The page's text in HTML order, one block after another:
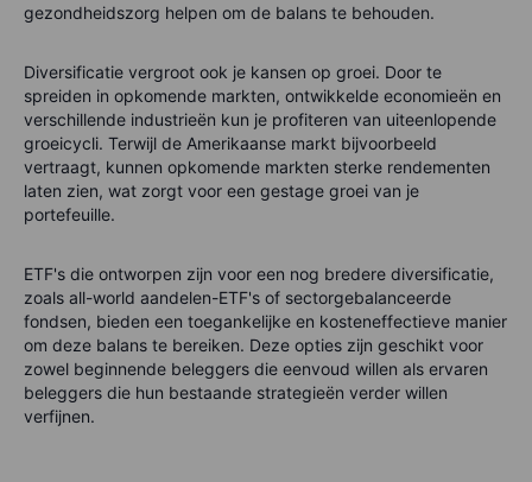
gezondheidszorg helpen om de balans te behouden.
Diversificatie vergroot ook je kansen op groei. Door te
spreiden in opkomende markten, ontwikkelde economieën en
verschillende industrieën kun je profiteren van uiteenlopende
groeicycli. Terwijl de Amerikaanse markt bijvoorbeeld
vertraagt, kunnen opkomende markten sterke rendementen
laten zien, wat zorgt voor een gestage groei van je
portefeuille.
ETF's die ontworpen zijn voor een nog bredere diversificatie,
zoals all-world aandelen-ETF's of sectorgebalanceerde
fondsen, bieden een toegankelijke en kosteneffectieve manier
om deze balans te bereiken. Deze opties zijn geschikt voor
zowel beginnende beleggers die eenvoud willen als ervaren
beleggers die hun bestaande strategieën verder willen
verfijnen.